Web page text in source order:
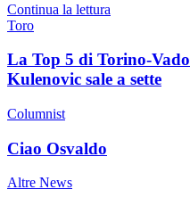
Continua la lettura
Toro
La Top 5 di Torino-
Kulenovic sale a sette
Columnist
Ciao Osvaldo
Altre News